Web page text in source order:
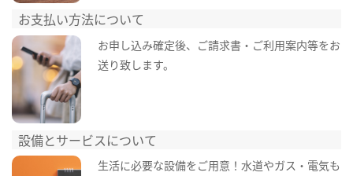
お支払い方法について
お申し込み確定後、ご請求書・ご利用案内等をお
送り致します。
設備とサービスについて
生活に必要な設備をご用意！水道やガス・電気も